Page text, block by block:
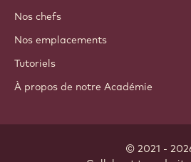
Nos chefs
Nos emplacements
Tutoriels
À propos de notre Académie
© 2021 -